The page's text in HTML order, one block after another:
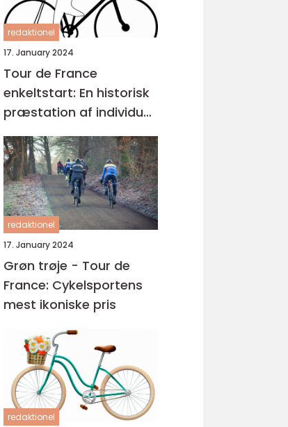
redaktionel
17. January 2024
Tour de France
enkeltstart: En historisk
præstation af individuel
styrke og taktisk snilde
redaktionel
17. January 2024
Grøn trøje - Tour de
France: Cykelsportens
mest ikoniske pris
redaktionel